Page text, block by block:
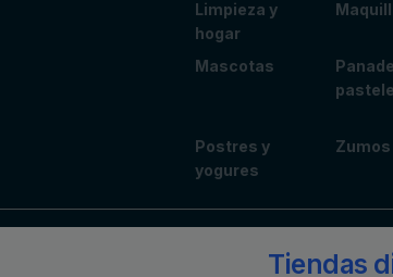
Limpieza y
hogar
Mascotas
Postres y
yogures
Zumos
Tiendas